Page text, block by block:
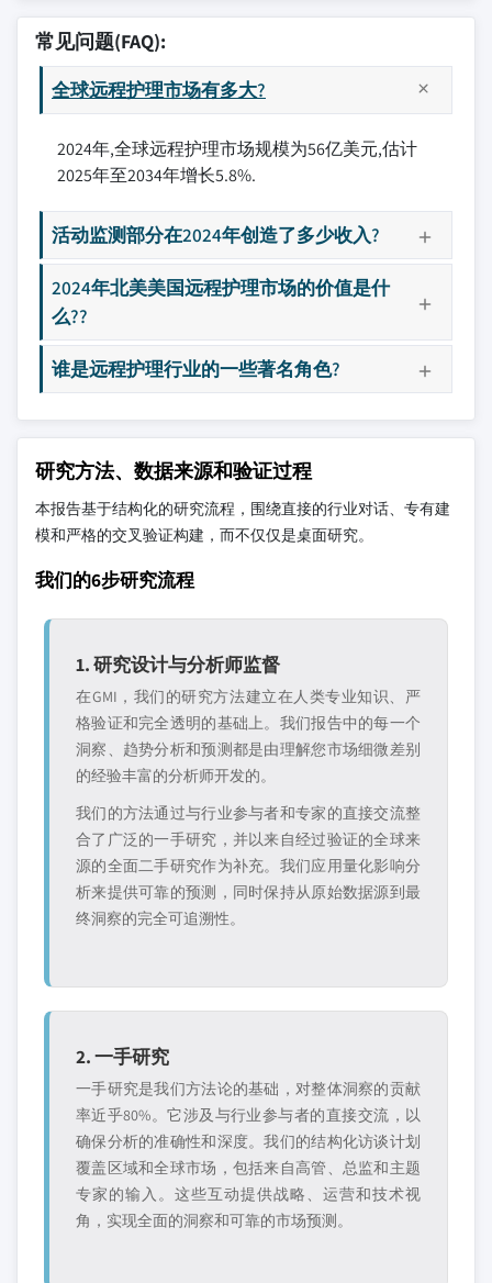
常见问题(FAQ):
全球远程护理市场有多大?
2024年,全球远程护理市场规模为56亿美元,估计
2025年至2034年增长5.8%.
活动监测部分在2024年创造了多少收入?
2024年北美美国远程护理市场的价值是什
么??
谁是远程护理行业的一些著名角色?
研究方法、数据来源和验证过程
本报告基于结构化的研究流程，围绕直接的行业对话、专有建
模和严格的交叉验证构建，而不仅仅是桌面研究。
我们的6步研究流程
1. 研究设计与分析师监督
在GMI，我们的研究方法建立在人类专业知识、严
格验证和完全透明的基础上。我们报告中的每一个
洞察、趋势分析和预测都是由理解您市场细微差别
的经验丰富的分析师开发的。
我们的方法通过与行业参与者和专家的直接交流整
合了广泛的一手研究，并以来自经过验证的全球来
源的全面二手研究作为补充。我们应用量化影响分
析来提供可靠的预测，同时保持从原始数据源到最
终洞察的完全可追溯性。
2. 一手研究
一手研究是我们方法论的基础，对整体洞察的贡献
率近乎80%。它涉及与行业参与者的直接交流，以
确保分析的准确性和深度。我们的结构化访谈计划
覆盖区域和全球市场，包括来自高管、总监和主题
专家的输入。这些互动提供战略、运营和技术视
角，实现全面的洞察和可靠的市场预测。